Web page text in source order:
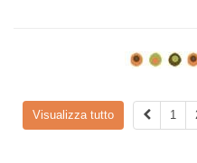
Visualizza tutto 1